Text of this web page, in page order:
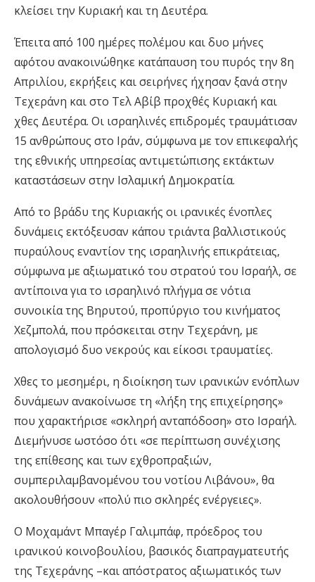
κλείσει την Κυριακή και τη Δευτέρα.
Έπειτα από 100 ημέρες πολέμου και δυο μήνες
αφότου ανακοινώθηκε κατάπαυση του πυρός την 8η
Απριλίου, εκρήξεις και σειρήνες ήχησαν ξανά στην
Τεχεράνη και στο Τελ Αβίβ προχθές Κυριακή και
χθες Δευτέρα. Οι ισραηλινές επιδρομές τραυμάτισαν
15 ανθρώπους στο Ιράν, σύμφωνα με τον επικεφαλής
της εθνικής υπηρεσίας αντιμετώπισης εκτάκτων
καταστάσεων στην Ισλαμική Δημοκρατία.
Από το βράδυ της Κυριακής οι ιρανικές ένοπλες
δυνάμεις εκτόξευσαν κάπου τριάντα βαλλιστικούς
πυραύλους εναντίον της ισραηλινής επικράτειας,
σύμφωνα με αξιωματικό του στρατού του Ισραήλ, σε
αντίποινα για το ισραηλινό πλήγμα σε νότια
συνοικία της Βηρυτού, προπύργιο του κινήματος
Χεζμπολά, που πρόσκειται στην Τεχεράνη, με
απολογισμό δυο νεκρούς και είκοσι τραυματίες.
Χθες το μεσημέρι, η διοίκηση των ιρανικών ενόπλων
δυνάμεων ανακοίνωσε τη «λήξη της επιχείρησης»
που χαρακτήρισε «σκληρή ανταπόδοση» στο Ισραήλ.
Διεμήνυσε ωστόσο ότι «σε περίπτωση συνέχισης
της επίθεσης και των εχθροπραξιών,
συμπεριλαμβανομένου του νοτίου Λιβάνου», θα
ακολουθήσουν «πολύ πιο σκληρές ενέργειες».
Ο Μοχαμάντ Μπαγέρ Γαλιμπάφ, πρόεδρος του
ιρανικού κοινοβουλίου, βασικός διαπραγματευτής
της Τεχεράνης –και απόστρατος αξιωματικός των